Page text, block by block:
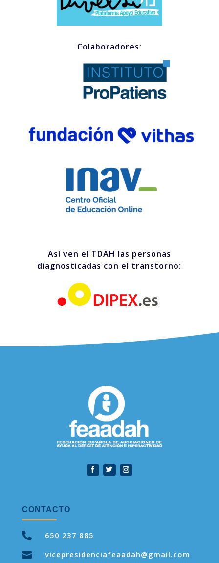
Colaboradores:
Así ven el TDAH las personas
diagnosticadas con el transtorno:
CONTACTO

650 237 885

vicepresidenciafeaadah@gmail.com